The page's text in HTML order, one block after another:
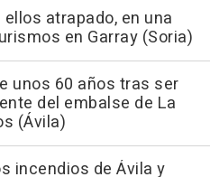
atrapado, en una
en Garray (Soria)
unos 60 años tras ser
del embalse de La
(Ávila)
incendios de Ávila y